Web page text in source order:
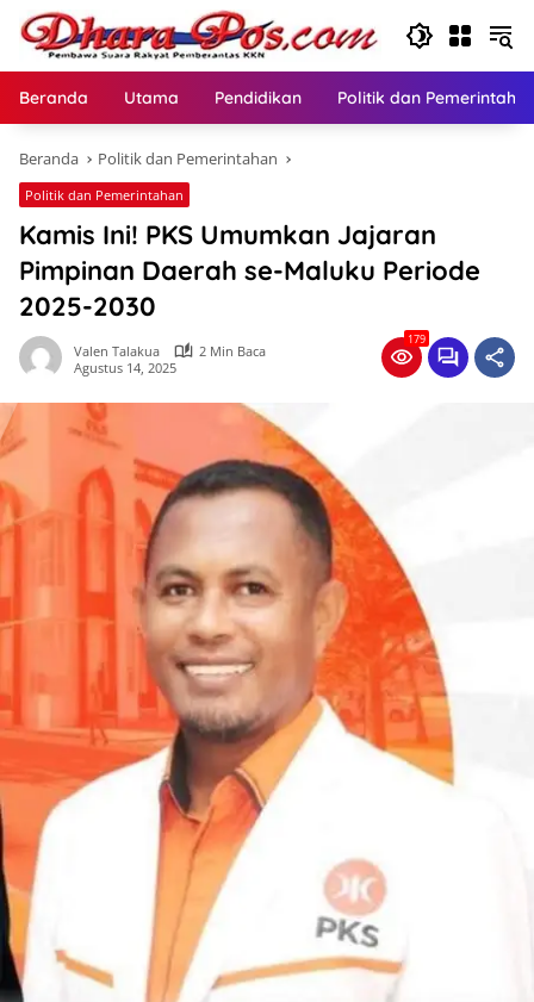
Langsung
konten
Beranda Utama Pendidikan Politik dan
Beranda Politik dan Pemerintahan
Politik dan Pemerintahan
Kamis Ini! PKS Umumkan Jajaran
Pimpinan Daerah se-Maluku Periode
2025-2030
Valen Talakua
2 Min Baca
Agustus 14, 2025
179